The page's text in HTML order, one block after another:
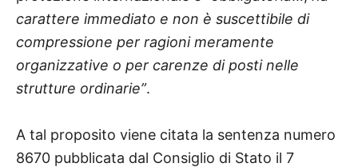
carattere immediato e non è suscettibile di
compressione per ragioni meramente
organizzative o per carenze di posti nelle
strutture ordinarie”.
A tal proposito viene citata la sentenza numero
8670 pubblicata dal Consiglio di Stato il 7